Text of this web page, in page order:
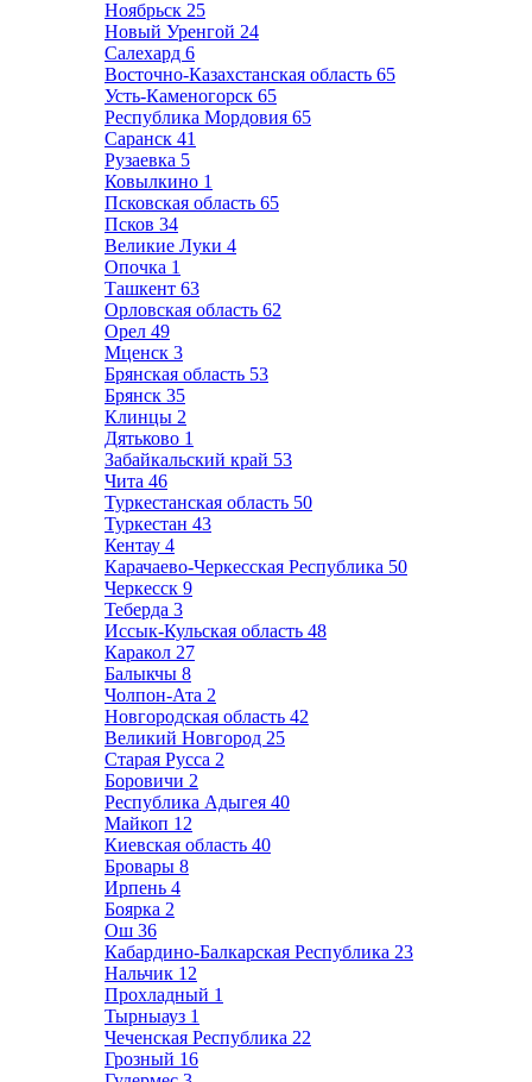
Ноябрьск 25
Новый Уренгой 24
Салехард 6
Восточно-Казахстанская область 65
Усть-Каменогорск 65
Республика Мордовия 65
Саранск 41
Рузаевка 5
Ковылкино 1
Псковская область 65
Псков 34
Великие Луки 4
Опочка 1
Ташкент 63
Орловская область 62
Орел 49
Мценск 3
Брянская область 53
Брянск 35
Клинцы 2
Дятьково 1
Забайкальский край 53
Чита 46
Туркестанская область 50
Туркестан 43
Кентау 4
Карачаево-Черкесская Республика 50
Черкесск 9
Теберда 3
Иссык-Кульская область 48
Каракол 27
Балыкчы 8
Чолпон-Ата 2
Новгородская область 42
Великий Новгород 25
Старая Русса 2
Боровичи 2
Республика Адыгея 40
Майкоп 12
Киевская область 40
Бровары 8
Ирпень 4
Боярка 2
Ош 36
Кабардино-Балкарская Республика 23
Нальчик 12
Прохладный 1
Тырныауз 1
Чеченская Республика 22
Грозный 16